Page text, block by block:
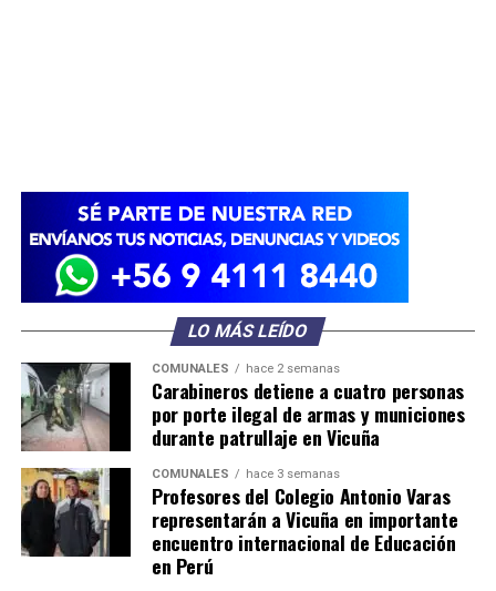
LO MÁS LEÍDO
COMUNALES hace 2 semanas
Carabineros detiene a cuatro personas
por porte ilegal de armas y municiones
durante patrullaje en Vicuña
COMUNALES hace 3 semanas
Profesores del Colegio Antonio Varas
representarán a Vicuña en importante
encuentro internacional de Educación
en Perú